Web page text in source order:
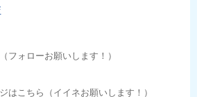
フォローお願いします！）
はこちら（イイネお願いします！）